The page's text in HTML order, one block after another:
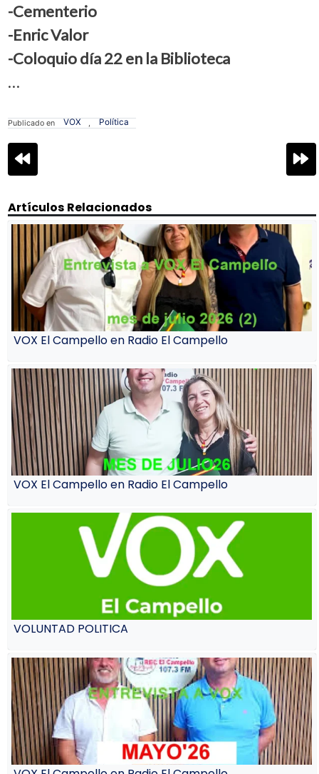
-Cementerio
-Enric Valor
-Coloquio día 22 en la Biblioteca
…
Publicado en VOX Política
Navegación
de
entradas
Artículos Relacionados
VOX El Campello en Radio El Campello
VOX El Campello en Radio El Campello
VOLUNTAD POLITICA